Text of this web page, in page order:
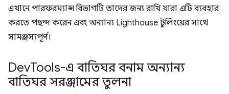
এখানে পারফরম্যান্স বিভাগটি তাদের জন্য রাখি যারা এটি ব্যবহার
করতে পছন্দ করেন এবং অন্যান্য Lighthouse টুলিংয়ের সাথে
সামঞ্জস্যপূর্ণ।
DevTools-এ বাতিঘর বনাম অন্যান্য
বাতিঘর সরঞ্জামের তুলনা